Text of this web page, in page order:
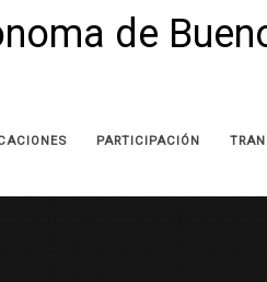
PARTICIPACIÓN